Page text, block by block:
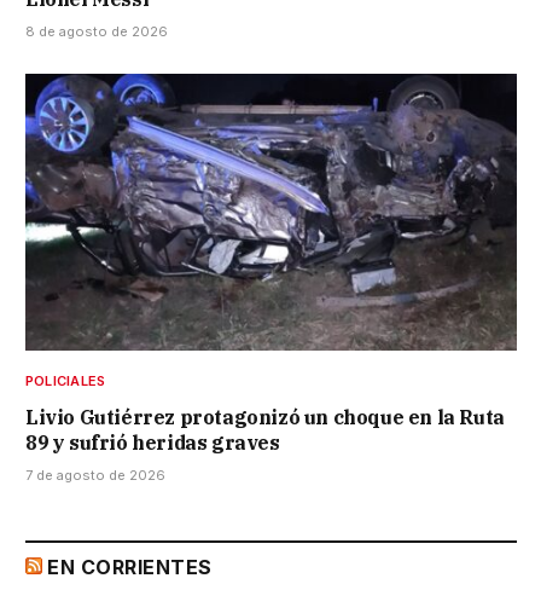
8 de agosto de 2026
POLICIALES
Livio Gutiérrez protagonizó un choque en la Ruta
89 y sufrió heridas graves
7 de agosto de 2026
EN CORRIENTES